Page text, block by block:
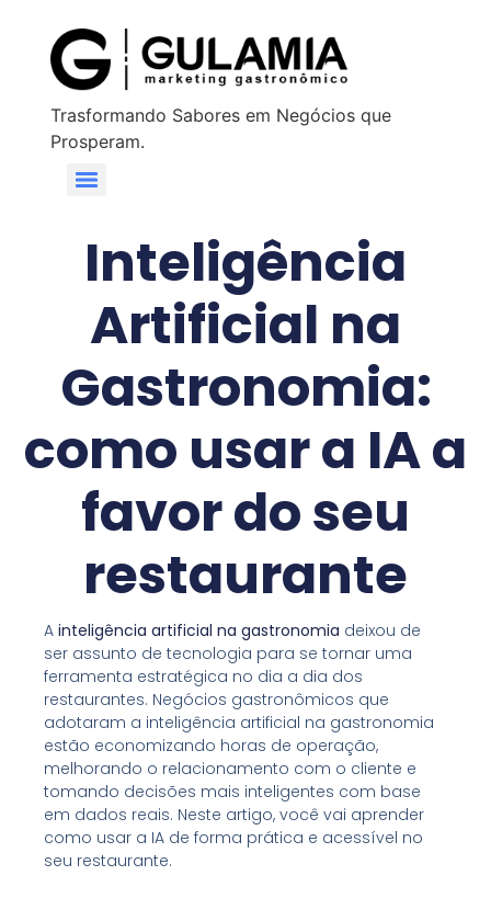
Trasformando Sabores em Negócios que
Prosperam.
Inteligência
Artificial na
Gastronomia:
como usar a IA a
favor do seu
restaurante
A inteligência artificial na gastronomia deixou de
ser assunto de tecnologia para se tornar uma
ferramenta estratégica no dia a dia dos
restaurantes. Negócios gastronômicos que
adotaram a inteligência artificial na gastronomia
estão economizando horas de operação,
melhorando o relacionamento com o cliente e
tomando decisões mais inteligentes com base
em dados reais. Neste artigo, você vai aprender
como usar a IA de forma prática e acessível no
seu restaurante.